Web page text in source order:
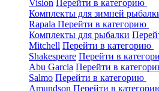
Vision Перейти в категорию
Комплекты для зимней
Rapala Перейти в категорию
Комплекты для рыбалки
Mitchell Перейти в категорию
Shakespeare Перейти в
Abu Garcia Перейти в
Salmo Перейти в категорию
Amundson Перейти в